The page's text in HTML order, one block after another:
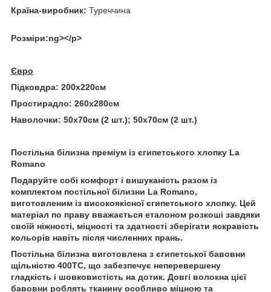
Країна-виробник: Туреччина
Розміри:ng></p>
Євро
Підковдра: 200х220см
Простирадло: 260х280см
Наволочки: 50х70см (2 шт.); 50х70см (2 шт.)
Постільна білизна преміум із єгипетського хлопку La
Romano
Подаруйте собі комфорт і вишуканість разом із
комплектом постільної білизни La Romano,
виготовленим із високоякісної єгипетського хлопку. Цей
матеріал по праву вважається еталоном розкоші завдяки
своїй ніжності, міцності та здатності зберігати яскравість
кольорів навіть після численних прань.
Постільна білизна виготовлена з єгипетської бавовни
щільністю 400ТС, що забезпечує неперевершену
гладкість і шовковистість на дотик. Довгі волокна цієї
бавовни роблять тканину особливо міцною та